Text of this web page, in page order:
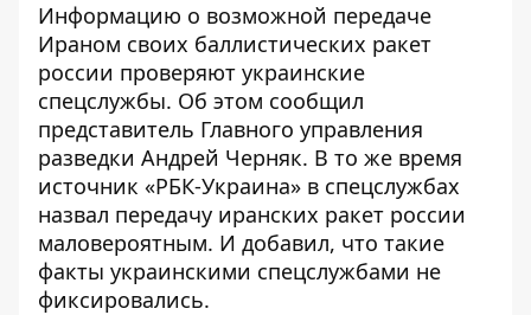
Информацию о возможной передаче
Ираном своих баллистических ракет
россии проверяют украинские
спецслужбы. Об этом сообщил
представитель Главного управления
разведки Андрей Черняк. В то же время
источник «РБК-Украина» в спецслужбах
назвал передачу иранских ракет россии
маловероятным. И добавил, что такие
факты украинскими спецслужбами не
фиксировались.